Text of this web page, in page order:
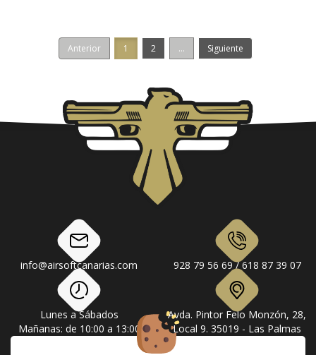
Anterior 1 2 ... Siguiente
info@airsoftcanarias.com 928 79 56 69 / 618 87 39 07
Lunes a Sábados
Mañanas: de 10:00 a 13:00
Avda. Pintor Felo Monzón, 28,
Local 9. 35019 - Las Palmas